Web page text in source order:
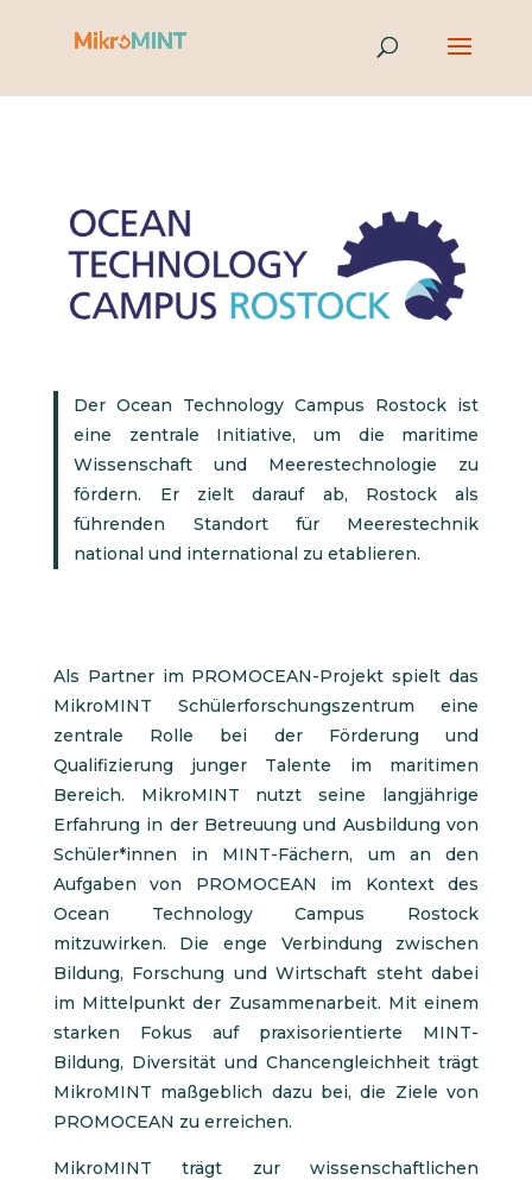
Der Ocean Technology Campus Rostock ist
eine zentrale Initiative, um die maritime
Wissenschaft und Meerestechnologie zu
fördern. Er zielt darauf ab, Rostock als
führenden Standort für Meerestechnik
national und international zu etablieren.
Als Partner im PROMOCEAN-Projekt spielt das
MikroMINT Schülerforschungszentrum eine
zentrale Rolle bei der Förderung und
Qualifizierung junger Talente im maritimen
Bereich. MikroMINT nutzt seine langjährige
Erfahrung in der Betreuung und Ausbildung von
Schüler*innen in MINT-Fächern, um an den
Aufgaben von PROMOCEAN im Kontext des
Ocean Technology Campus Rostock
mitzuwirken. Die enge Verbindung zwischen
Bildung, Forschung und Wirtschaft steht dabei
im Mittelpunkt der Zusammenarbeit. Mit einem
starken Fokus auf praxisorientierte MINT-
Bildung, Diversität und Chancengleichheit trägt
MikroMINT maßgeblich dazu bei, die Ziele von
PROMOCEAN zu erreichen.
MikroMINT trägt zur wissenschaftlichen